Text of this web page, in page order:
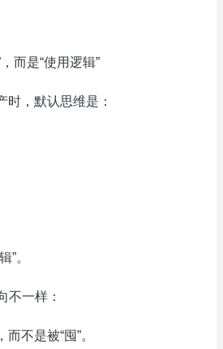
而是“使用逻辑”
时，默认思维是：
”。
不一样：
不是被“囤”。